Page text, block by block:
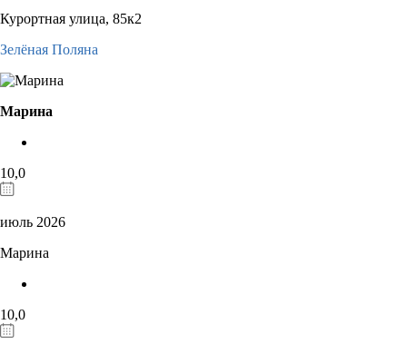
Курортная улица, 85к2
Зелёная Поляна
Марина
10,0
июль 2026
Марина
10,0